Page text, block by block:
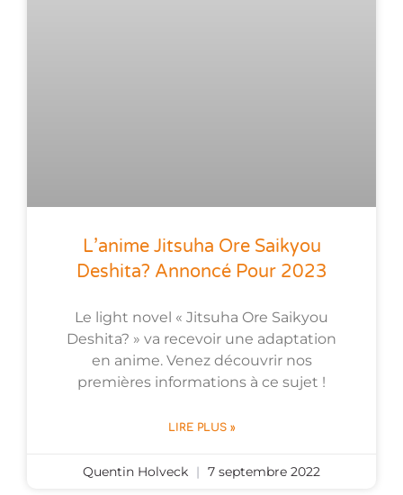
L’anime Jitsuha Ore Saikyou
Deshita? Annoncé Pour 2023
Le light novel « Jitsuha Ore Saikyou
Deshita? » va recevoir une adaptation
en anime. Venez découvrir nos
premières informations à ce sujet !
LIRE PLUS »
Quentin Holveck 7 septembre 2022